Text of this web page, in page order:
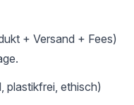
+ Versand + Fees)
plastikfrei, ethisch)